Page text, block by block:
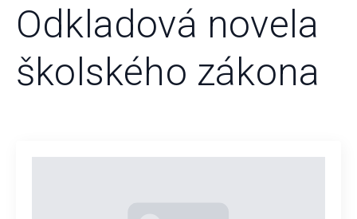
Odkladová novela
školského zákona